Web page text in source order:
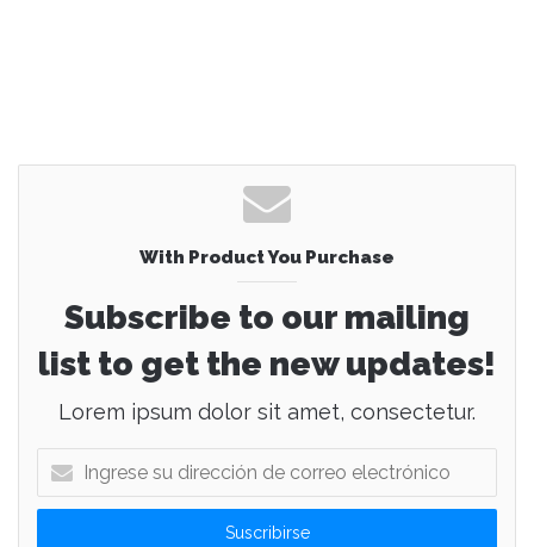
With Product You Purchase
Subscribe to our mailing
list to get the new updates!
Lorem ipsum dolor sit amet, consectetur.
g